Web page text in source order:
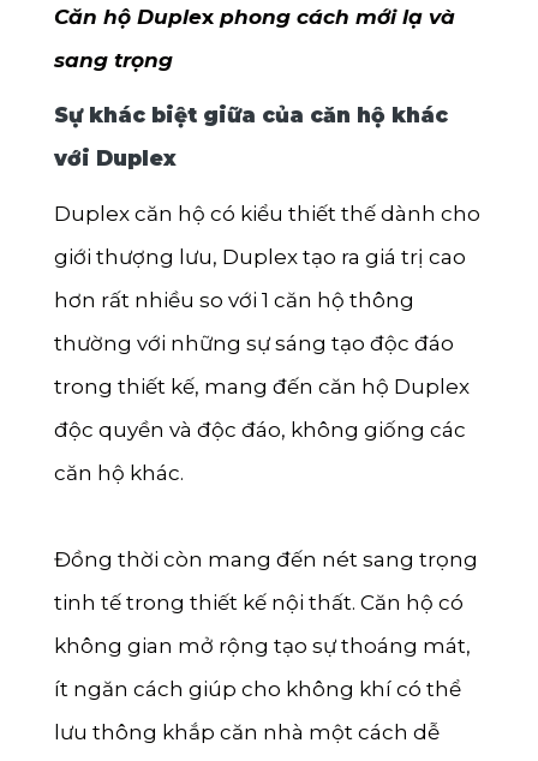
Căn hộ Duplex phong cách mới lạ và
sang trọng
Sự khác biệt giữa của căn hộ khác
với Duplex
Duplex căn hộ có kiểu thiết thế dành cho
giới thượng lưu, Duplex tạo ra giá trị cao
hơn rất nhiều so với 1 căn hộ thông
thường với những sự sáng tạo độc đáo
trong thiết kế, mang đến căn hộ Duplex
độc quyền và độc đáo, không giống các
căn hộ khác.
Đồng thời còn mang đến nét sang trọng
tinh tế trong thiết kế nội thất. Căn hộ có
không gian mở rộng tạo sự thoáng mát,
ít ngăn cách giúp cho không khí có thể
lưu thông khắp căn nhà một cách dễ